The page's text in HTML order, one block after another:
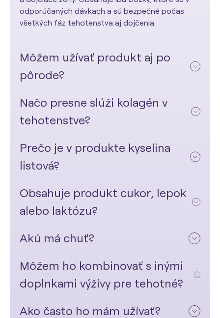
odporúčaných dávkach a sú bezpečné počas
všetkých fáz tehotenstva aj dojčenia.
Môžem užívať produkt aj po
pôrode?
Načo presne slúži kolagén v
tehotenstve?
Prečo je v produkte kyselina
listová?
Obsahuje produkt cukor, lepok
alebo laktózu?
Akú má chuť?
Môžem ho kombinovať s inými
doplnkami výživy pre tehotné?
Ako často ho mám užívať?